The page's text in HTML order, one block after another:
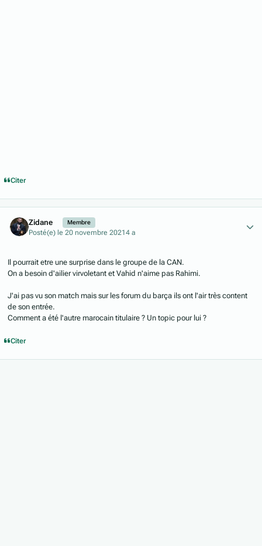
Citer
Zidane Membre
Posté(e) le 20 novembre 20214 a
Il pourrait etre une surprise dans le groupe de la CAN.
On a besoin d'ailier virvoletant et Vahid n'aime pas Rahimi.
J'ai pas vu son match mais sur les forum du barça ils ont l'air très content
de son entrée.
Comment a été l'autre marocain titulaire ? Un topic pour lui ?
Citer